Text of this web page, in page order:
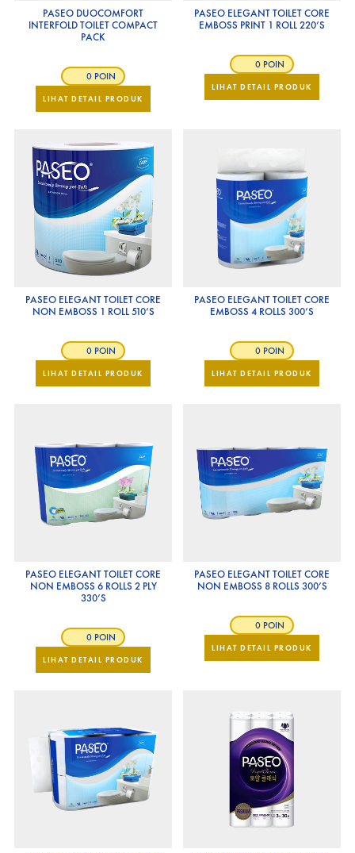
PASEO DUOCOMFORT
INTERFOLD TOILET COMPACT
PACK
0 POIN
LIHAT DETAIL PRODUK
PASEO ELEGANT TOILET CORE
EMBOSS PRINT 1 ROLL 220’S
0 POIN
LIHAT DETAIL PRODUK
PASEO ELEGANT TOILET CORE
NON EMBOSS 1 ROLL 510’S
0 POIN
LIHAT DETAIL PRODUK
PASEO ELEGANT TOILET CORE
EMBOSS 4 ROLLS 300’S
0 POIN
LIHAT DETAIL PRODUK
PASEO ELEGANT TOILET CORE
NON EMBOSS 6 ROLLS 2 PLY
330’S
0 POIN
LIHAT DETAIL PRODUK
PASEO ELEGANT TOILET CORE
NON EMBOSS 8 ROLLS 300’S
0 POIN
LIHAT DETAIL PRODUK